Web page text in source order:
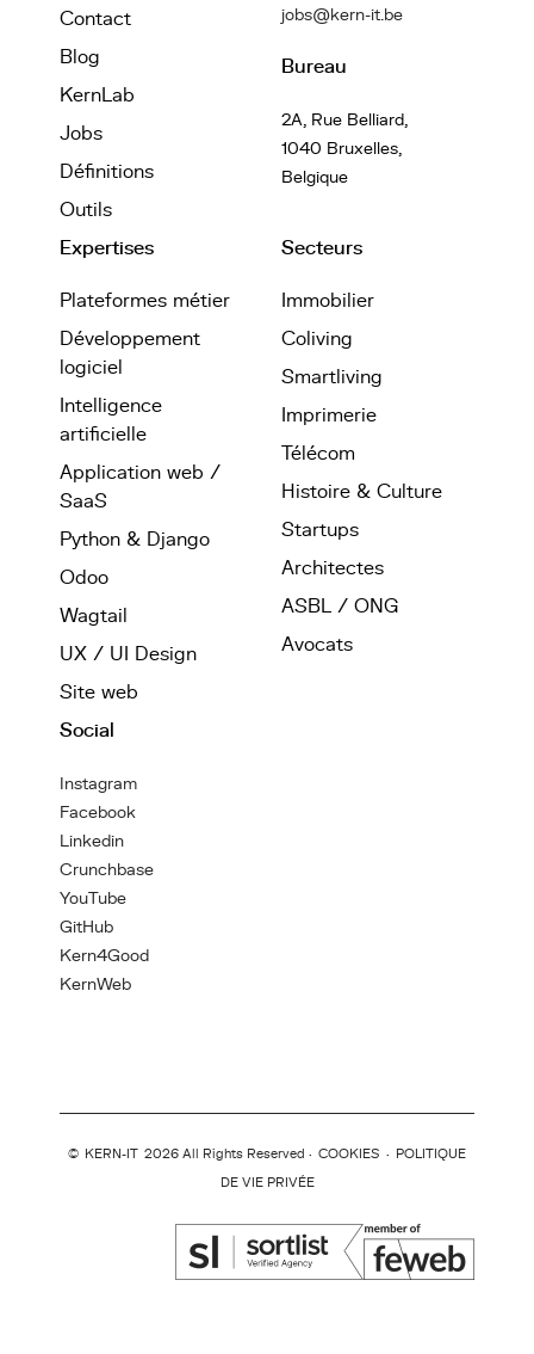
Contact
Blog
KernLab
Jobs
Définitions
Outils
jobs@kern-it.be
Bureau
2A, Rue Belliard,
1040 Bruxelles,
Belgique
Expertises
Plateformes métier
Développement
logiciel
Intelligence
artificielle
Application web /
SaaS
Python & Django
Odoo
Wagtail
UX / UI Design
Site web
Secteurs
Immobilier
Coliving
Smartliving
Imprimerie
Télécom
Histoire & Culture
Startups
Architectes
ASBL / ONG
Avocats
Social
Instagram
Facebook
Linkedin
Crunchbase
YouTube
GitHub
Kern4Good
KernWeb
© KERN-IT 2026 All Rights Reserved · COOKIES · POLITIQUE
DE VIE PRIVÉE